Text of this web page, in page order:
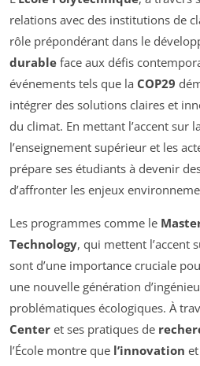
relations avec des institutions de
rôle prépondérant dans le
durable face aux défis
événements tels que la COP29
intégrer des solutions claires et
du climat. En mettant l’accent sur
l’enseignement supérieur et les
prépare ses étudiants à devenir
d’affronter les enjeux
Les programmes comme le
Technology, qui mettent l’accent
sont d’une importance cruciale
une nouvelle génération
problématiques écologiques. À
Center et ses pratiques de
l’École montre que l’innovation et